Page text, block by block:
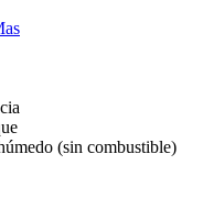
(sin combustible)